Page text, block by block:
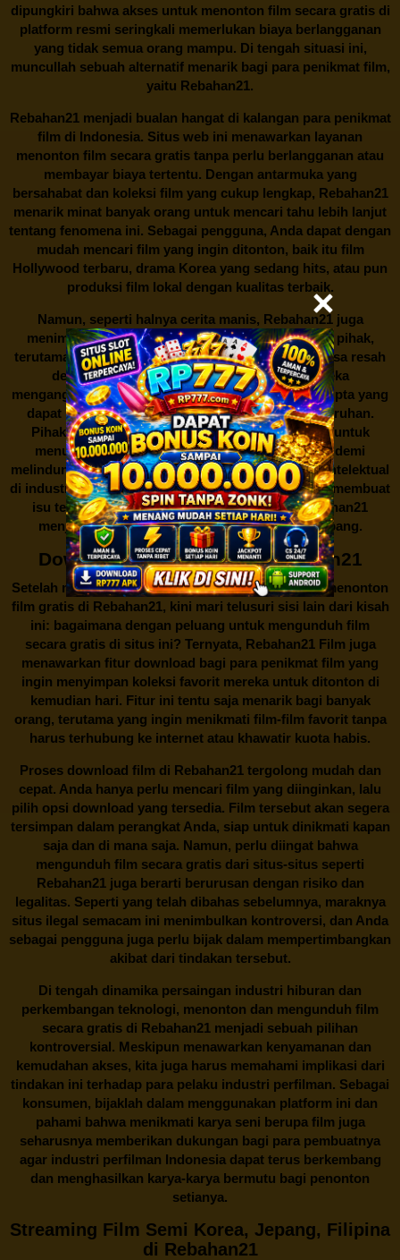
dipungkiri bahwa akses untuk menonton film secara gratis di
platform resmi seringkali memerlukan biaya berlangganan
yang tidak semua orang mampu. Di tengah situasi ini,
muncullah sebuah alternatif menarik bagi para penikmat film,
yaitu Rebahan21.
Rebahan21menjadi bualan hangat di kalangan para penikmat
film di Indonesia. Situs web ini menawarkan layanan
menonton film secara gratis tanpa perlu berlangganan atau
membayar biaya tertentu. Dengan antarmuka yang
bersahabat dan koleksi film yang cukup lengkap, Rebahan21
menarik minat banyak orang untuk mencari tahu lebih lanjut
tentang fenomena ini. Sebagai pengguna, Anda dapat dengan
mudah mencari film yang ingin ditonton, baik itu film
Hollywood terbaru, drama Korea yang sedang hits, atau pun
produksi film lokal dengan kualitas terbaik.
Namun, seperti halnya cerita manis, Rebahan21juga
menimbulkan kontroversi di industri film. Banyak pihak,
terutama produsen film dan pemilik hak cipta, merasa resah
dengan maraknya situs-situs seperti ini. Mereka
menganggapnya sebagai bentuk pelanggaran hak cipta yang
dapat merugikan industri perfilman secara keseluruhan.
Pihak berwenang pun turut terlibat dalam upaya untuk
menutup situs-situs ilegal semacam Rebahan21 demi
melindungi keberlangsungan bisnis dan kekayaan intelektual
di industri hiburan. Konflik kepentingan inilah yang membuat
isu tentang menonton film secara gratis diRebahan21
menjadi perbincangan seru yang terus berkembang.
Download Film Gratis di Rebahan21
Setelah membahas tentang fenomena menariknya menonton
film gratis di Rebahan21, kini mari telusuri sisi lain dari kisah
ini: bagaimana dengan peluang untuk mengunduh film
secara gratis di situs ini? Ternyata, Rebahan21 Film juga
menawarkan fitur download bagi para penikmat film yang
ingin menyimpan koleksi favorit mereka untuk ditonton di
kemudian hari. Fitur ini tentu saja menarik bagi banyak
orang, terutama yang ingin menikmati film-film favorit tanpa
harus terhubung ke internet atau khawatir kuota habis.
Proses download film di Rebahan21tergolong mudah dan
cepat. Anda hanya perlu mencari film yang diinginkan, lalu
pilih opsi download yang tersedia. Film tersebut akan segera
tersimpan dalam perangkat Anda, siap untuk dinikmati kapan
saja dan di mana saja. Namun, perlu diingat bahwa
mengunduh film secara gratis dari situs-situs seperti
Rebahan21 juga berarti berurusan dengan risiko dan
legalitas. Seperti yang telah dibahas sebelumnya, maraknya
situs ilegal semacam ini menimbulkan kontroversi, dan Anda
sebagai pengguna juga perlu bijak dalam mempertimbangkan
akibat dari tindakan tersebut.
Di tengah dinamika persaingan industri hiburan dan
perkembangan teknologi, menonton dan mengunduh film
secara gratis di Rebahan21 menjadi sebuah pilihan
kontroversial. Meskipun menawarkan kenyamanan dan
kemudahan akses, kita juga harus memahami implikasi dari
tindakan ini terhadap para pelaku industri perfilman. Sebagai
konsumen, bijaklah dalam menggunakan platform ini dan
pahami bahwa menikmati karya seni berupa film juga
seharusnya memberikan dukungan bagi para pembuatnya
agar industri perfilman Indonesia dapat terus berkembang
dan menghasilkan karya-karya bermutu bagi penonton
setianya.
Streaming Film Semi Korea, Jepang, Filipina
di Rebahan21